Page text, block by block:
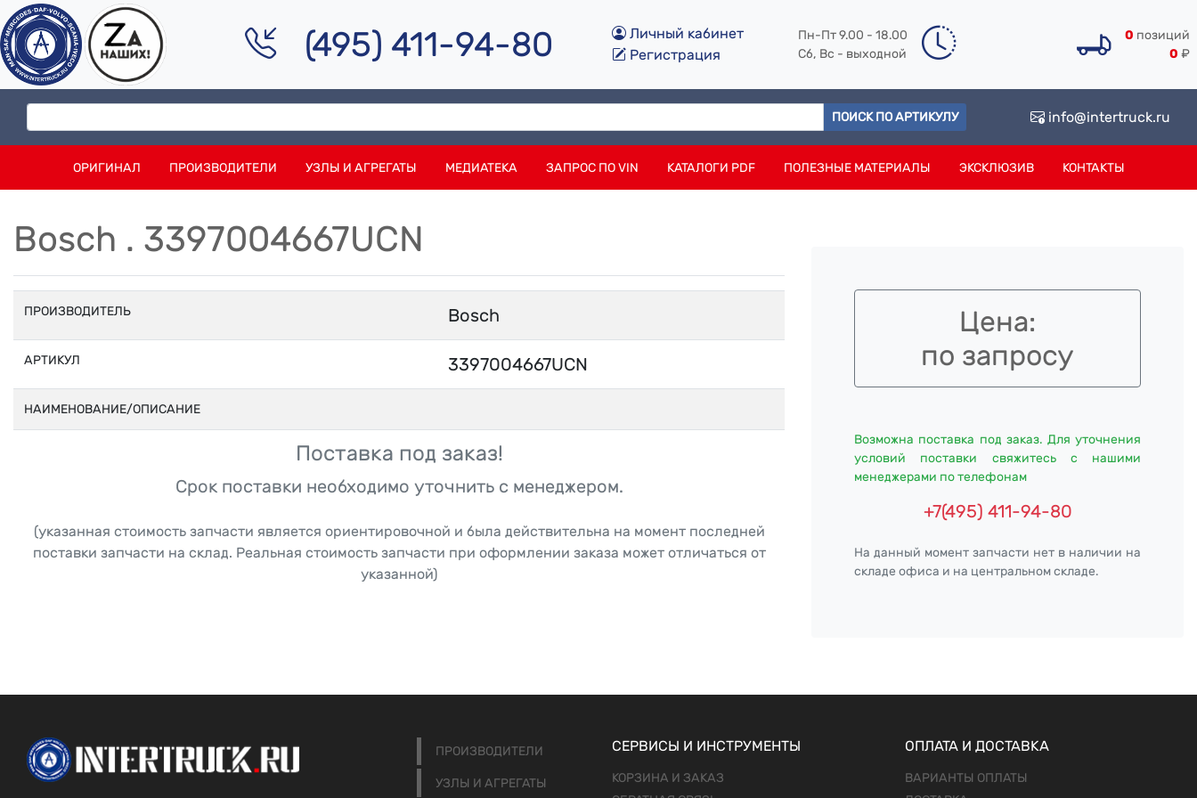
(495) 411-94-80
Личный кабинет
Регистрация
Пн-Пт 9.00 - 18.00
Сб, Вс - выходной
0 позиций
0 ₽
ПОИСК ПО АРТИКУЛУ info@intertruck.ru
ОРИГИНАЛ ПРОИЗВОДИТЕЛИ УЗЛЫ И АГРЕГАТЫ МЕДИАТЕКА ЗАПРОС ПО VIN КАТАЛОГИ PDF ПОЛЕЗНЫЕ МАТЕРИАЛЫ ЭКСКЛЮЗИВ КОНТАКТЫ
Bosch . 3397004667UCN
ПРОИЗВОДИТЕЛЬ Bosch
АРТИКУЛ 3397004667UCN
НАИМЕНОВАНИЕ/ОПИСАНИЕ
Поставка под заказ!
Срок поставки необходимо уточнить с менеджером.
(указанная стоимость запчасти является ориентировочной и была действительна на момент последней
поставки запчасти на склад. Реальная стоимость запчасти при оформлении заказа может отличаться от
указанной)
Цена:
по запросу
Возможна поставка под заказ. Для уточнения
условий поставки свяжитесь с нашими
менеджерами по телефонам
+7(495) 411-94-80
На данный момент запчасти нет в наличии на
складе офиса и на центральном складе.
ПРОИЗВОДИТЕЛИ
УЗЛЫ И АГРЕГАТЫ
СЕРВИСЫ И ИНСТРУМЕНТЫ
КОРЗИНА И ЗАКАЗ
ОПЛАТА И ДОСТАВКА
ВАРИАНТЫ ОПЛАТЫ